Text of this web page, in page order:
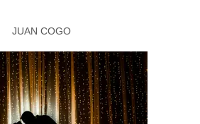
JUAN COGO